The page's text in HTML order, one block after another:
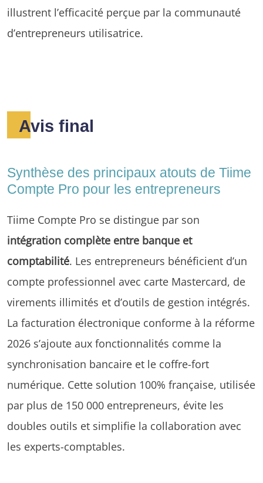
illustrent l’efficacité perçue par la communauté
d’entrepreneurs utilisatrice.
Avis final
Synthèse des principaux atouts de Tiime
Compte Pro pour les entrepreneurs
Tiime Compte Pro se distingue par son
intégration complète entre banque et
comptabilité. Les entrepreneurs bénéficient d’un
compte professionnel avec carte Mastercard, de
virements illimités et d’outils de gestion intégrés.
La facturation électronique conforme à la réforme
2026 s’ajoute aux fonctionnalités comme la
synchronisation bancaire et le coffre-fort
numérique. Cette solution 100% française, utilisée
par plus de 150 000 entrepreneurs, évite les
doubles outils et simplifie la collaboration avec
les experts-comptables.